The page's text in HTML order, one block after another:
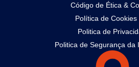
Código de Ética &
Política de Cookies
Politica de
Politica de Segurança da